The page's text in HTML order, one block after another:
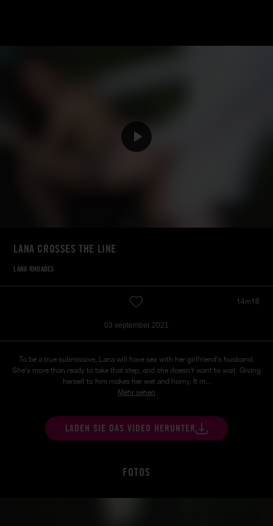
LANA CROSSES THE LINE
LANA RHOADES
14m16
03 september 2021
To be a true submissive, Lana will have sex with her girlfriend's husband.
She's more than ready to take that step, and she doesn't want to wait. Giving
herself to him makes her wet and horny. It m...
Mehr sehen
LADEN SIE DAS VIDEO HERUNTER
FOTOS